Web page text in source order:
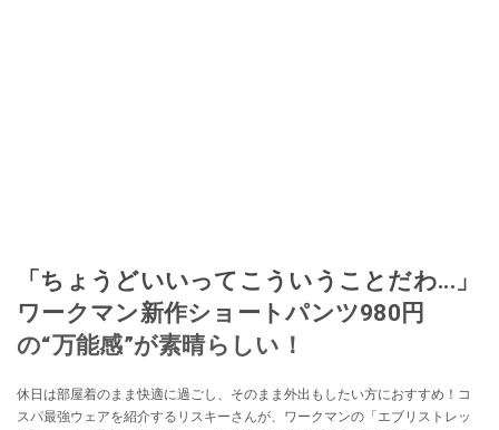
「ちょうどいいってこういうことだわ...」
ワークマン新作ショートパンツ980円
の“万能感”が素晴らしい！
休日は部屋着のまま快適に過ごし、そのまま外出もしたい方におすすめ！コ
スパ最強ウェアを紹介するリスキーさんが、ワークマンの「エブリストレッ